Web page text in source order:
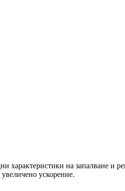
характеристики на запалване и
ускорение.